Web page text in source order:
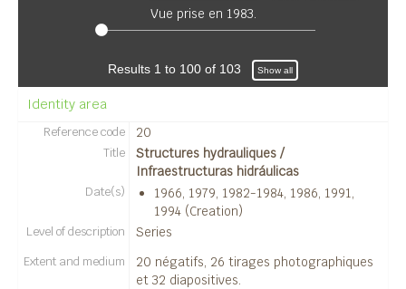
Vue prise en 1983.
Results 1 to 100 of 103 Show all
Identity area
Reference code 20
Title
Structures hydrauliques /
Infraestructuras hidráulicas
Date(s)
1966, 1979, 1982-1984, 1986, 1991,
1994 (Creation)
Level of description Series
Extent and medium
20 négatifs, 26 tirages photographiques
et 32 diapositives.